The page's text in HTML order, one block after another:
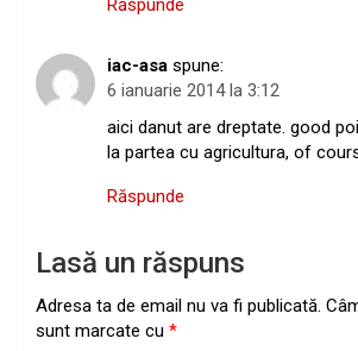
Răspunde
iac-asa spune:
6 ianuarie 2014 la 3:12
aici danut are dreptate. good
la partea cu agricultura, of
Răspunde
Lasă un răspuns
Adresa ta de email nu va fi publicată.
sunt marcate cu *